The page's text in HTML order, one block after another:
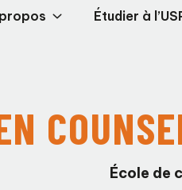
Étudier à
École de